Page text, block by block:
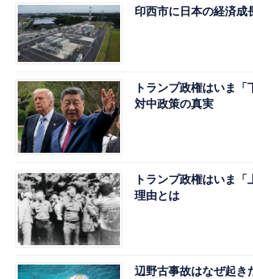
印西市に日本の経済成
トランプ政権はいま
対中政策の真実
トランプ政権はいま
理由とは
辺野古事故はなぜ起き